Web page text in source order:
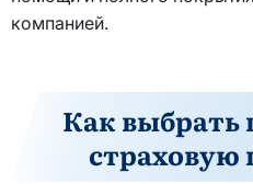
компанией.
Как
страховую